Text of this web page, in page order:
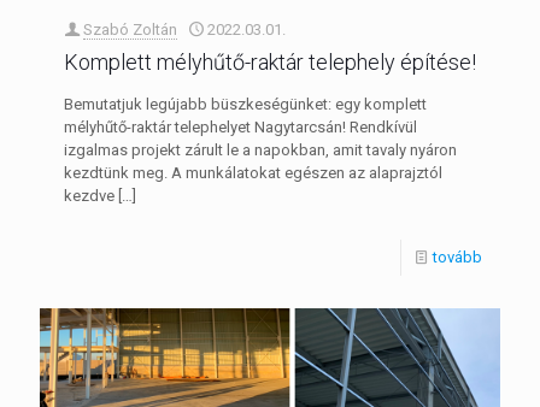
Szabó Zoltán 2022.03.01.
Komplett mélyhűtő-raktár telephely építése!
Bemutatjuk legújabb büszkeségünket: egy komplett
mélyhűtő-raktár telephelyet Nagytarcsán! Rendkívül
izgalmas projekt zárult le a napokban, amit tavaly nyáron
kezdtünk meg. A munkálatokat egészen az alaprajztól
kezdve […]
tovább